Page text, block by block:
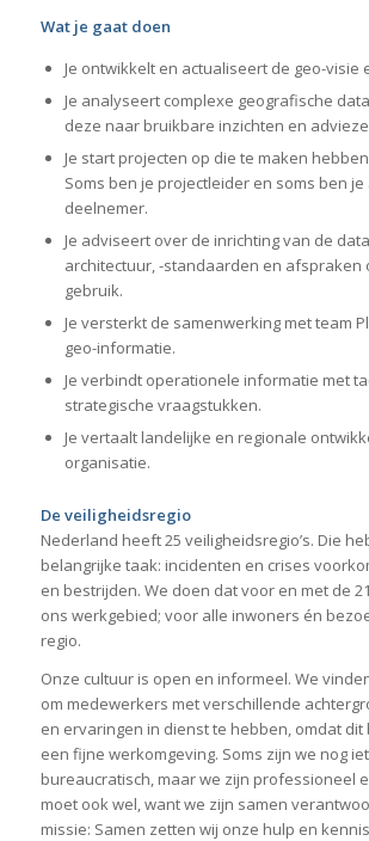
Wat je gaat doen
Je ontwikkelt en actualiseert de geo-visie
Je analyseert complexe geografische
deze naar bruikbare inzichten en
Je start projecten op die te maken
Soms ben je projectleider en soms ben je
deelnemer.
Je adviseert over de inrichting van de
architectuur, -standaarden en afspraken
gebruik.
Je versterkt de samenwerking met team
geo-informatie.
Je verbindt operationele informatie met
strategische vraagstukken.
Je vertaalt landelijke en regionale
organisatie.
De veiligheidsregio
Nederland heeft 25 veiligheidsregio’s. Die
belangrijke taak: incidenten en crises
en bestrijden. We doen dat voor en met de
ons werkgebied; voor alle inwoners én
regio.
Onze cultuur is open en informeel. We
om medewerkers met verschillende
en ervaringen in dienst te hebben, omdat dit
een fijne werkomgeving. Soms zijn we nog
bureaucratisch, maar we zijn professioneel
moet ook wel, want we zijn samen
missie: Samen zetten wij onze hulp en